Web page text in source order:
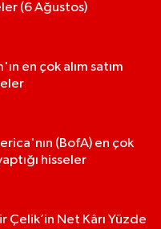
(6 Ağustos)
en çok alım satım
(BofA) en çok
hisseler
Çelik’in Net Kârı Yüzde